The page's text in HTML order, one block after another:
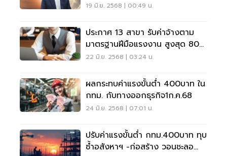
19 มิ.ย. 2568 | 00:49 น.
ประกาศ 13 สาขา รับค่าจ้างตาม
มาตรฐานฝีมือแรงงาน สูงสุด 800
บาท/วัน
22 มิ.ย. 2568 | 03:24 น.
ผลกระทบค่าแรงขั้นต่ำ 400บาท ใน
กทม. กับทางออกธุรกิจ1ก.ค.68
24 มิ.ย. 2568 | 07:01 น.
ปรับค่าแรงขั้นตํ่า กทม.400บาท ทุบ
ซํ้าอสังหาฯ -ก่อสร้าง วอนชะลอ